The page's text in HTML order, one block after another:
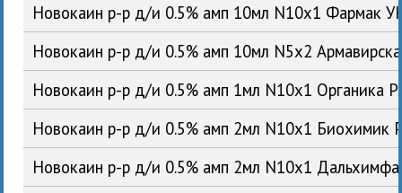
Новокаин р-р д/и 0.5% амп 10мл N10x1 Фармак
Новокаин р-р д/и 0.5% амп 10мл N5x2
Новокаин р-р д/и 0.5% амп 1мл N10x1 Органика
Новокаин р-р д/и 0.5% амп 2мл N10x1 Биохимик
Новокаин р-р д/и 0.5% амп 2мл N10x1